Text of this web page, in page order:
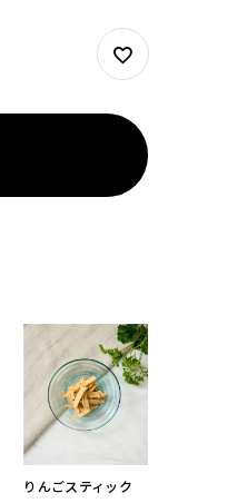
りんごスティック